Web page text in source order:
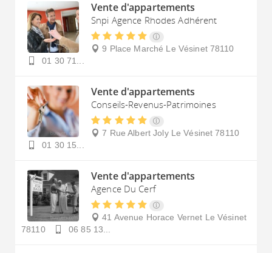
Vente d'appartements
Snpi Agence Rhodes Adhérent
9 Place Marché Le Vésinet 78110
01 30 71...
Vente d'appartements
Conseils-Revenus-Patrimoines
7 Rue Albert Joly Le Vésinet 78110
01 30 15...
Vente d'appartements
Agence Du Cerf
41 Avenue Horace Vernet Le Vésinet
78110
06 85 13...